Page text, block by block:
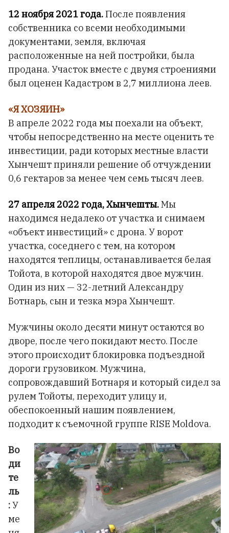
12 ноября 2021 года.После появления
собственника со всеми необходимыми
документами, земля, включая
расположенные на ней постройки, была
продана. Участок вместе с двумя строениями
был оценен Кадастром в 2,7 миллиона ​​леев.
«Я ХОЗЯИН»
В апреле 2022 года мы поехали на объект,
чтобы непосредственно на месте оценить те
инвестиции, ради которых местные власти
Хынчешт приняли решение об отчуждении
0,6 гектаров за менее чем семь тысяч леев.
27 апреля 2022 года, Хынчешты.Мы
находимся недалеко от участка и снимаем
«объект инвестиций» с дрона. У ворот
участка, соседнего с тем, на котором
находятся теплицы, останавливается белая
Тойота, в которой находятся двое мужчин.
Один из них — 32-летний Александру
Ботнарь, сын и тезка мэра Хынчешт.
Мужчины около десяти минут остаются во
дворе, после чего покидают место. После
этого происходит блокировка подъездной
дороги грузовиком. Мужчина,
сопровождавший Ботнаря и который сидел за
рулем Тойоты, переходит улицу и,
обеспокоенный нашим появлением,
подходит к съемочной группе RISE Moldova.
Во
ди
те
ль
:У
ме